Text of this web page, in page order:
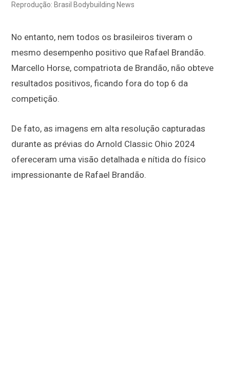
Reprodução: Brasil Bodybuilding News
No entanto, nem todos os brasileiros tiveram o
mesmo desempenho positivo que Rafael Brandão.
Marcello Horse, compatriota de Brandão, não obteve
resultados positivos, ficando fora do top 6 da
competição.
De fato, as imagens em alta resolução capturadas
durante as prévias do Arnold Classic Ohio 2024
ofereceram uma visão detalhada e nítida do físico
impressionante de Rafael Brandão.